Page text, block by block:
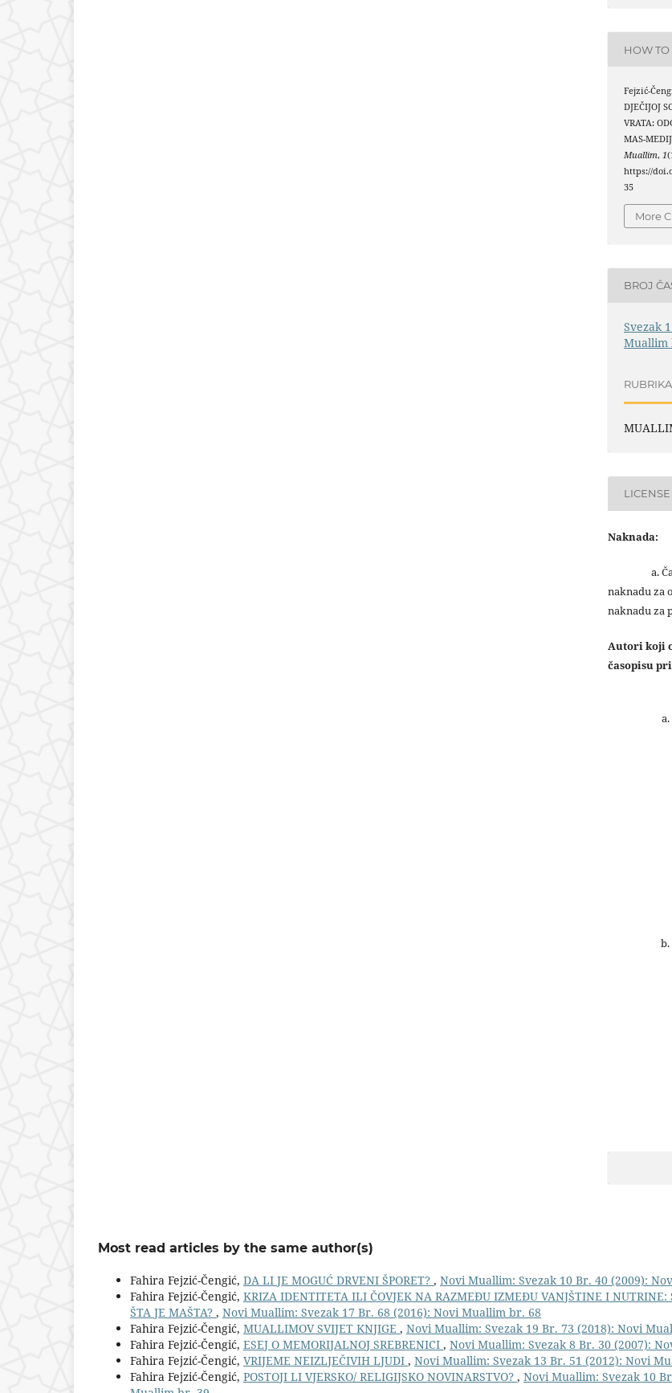
HOW TO
Fejzić-
DJEČIJOJ
VRATA:
MAS-
Muallim,1
https://
35
More
BROJ
Svezak
Muallim
RUBRIKA
LICENSE
Naknada:
a.
naknadu za
naknadu za
Autori koji
časopisu
Most read articles by the same author(s)
Fahira Fejzić-Čengić, DA LI JE MOGUĆ DRVENI ŠPORET? , Novi Muallim: Svezak 10 Br. 40 (2009):
Fahira Fejzić-Čengić, KRIZA IDENTITETA ILI ČOVJEK NA RAZMEĐU IZMEĐU VANJŠTINE I NUTRINE:
ŠTA JE MAŠTA? , Novi Muallim: Svezak 17 Br. 68 (2016): Novi Muallim br. 68
Fahira Fejzić-Čengić, MUALLIMOV SVIJET KNJIGE , Novi Muallim: Svezak 19 Br. 73 (2018): Novi
Fahira Fejzić-Čengić, ESEJ O MEMORIJALNOJ SREBRENICI , Novi Muallim: Svezak 8 Br. 30 (2007):
Fahira Fejzić-Čengić, VRIJEME NEIZLJEČIVIH LJUDI , Novi Muallim: Svezak 13 Br. 51 (2012): Novi
Fahira Fejzić-Čengić, POSTOJI LI VJERSKO/ RELIGIJSKO NOVINARSTVO? , Novi Muallim: Svezak 10